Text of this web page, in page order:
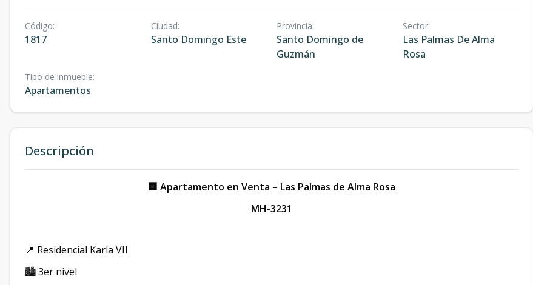
Código:
1817
Ciudad:
Santo Domingo Este
Provincia:
Santo Domingo de
Guzmán
Sector:
Las Palmas De Alma
Rosa
Tipo de inmueble:
Apartamentos
Descripción
🏢 Apartamento en Venta – Las Palmas de Alma Rosa
MH-3231
📍 Residencial Karla VII
🏙 3er nivel